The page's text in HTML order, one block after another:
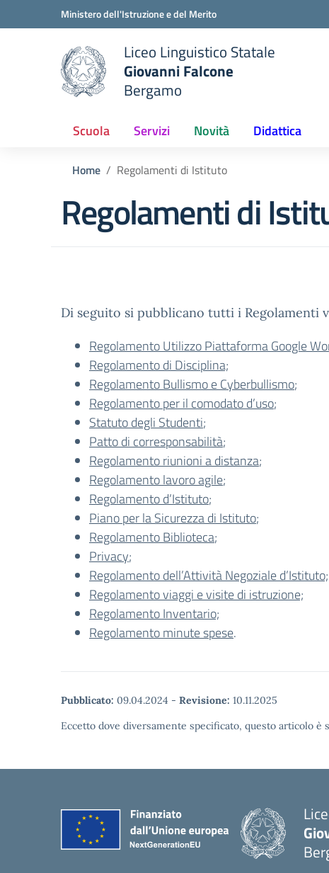
Vai ai contenuti
Vai al menu di navigazioneMinistero dell'Istruzione e del Merito
scuola
Liceo Linguistico Statale
Giovanni Falcone
Bergamo
Scuola Servizi Novità Didattica
Home Regolamenti di Istituto
Regolamenti di
Di seguito si pubblicano tutti i Regolamenti
Regolamento Utilizzo Piattaforma Google
Regolamento di Disciplina;
Regolamento Bullismo e Cyberbullismo;
Regolamento per il comodato d’uso;
Statuto degli Studenti;
Patto di corresponsabilità;
Regolamento riunioni a distanza;
Regolamento lavoro agile;
Regolamento d’Istituto;
Piano per la Sicurezza di Istituto;
Regolamento Biblioteca;
Privacy;
Regolamento dell’Attività Negoziale d’Istituto;
Regolamento viaggi e visite di istruzione;
Regolamento Inventario;
Regolamento minute spese.
Pubblicato: 09.04.2024 - Revisione: 10.11.2025
Eccetto dove diversamente specificato, questo articolo